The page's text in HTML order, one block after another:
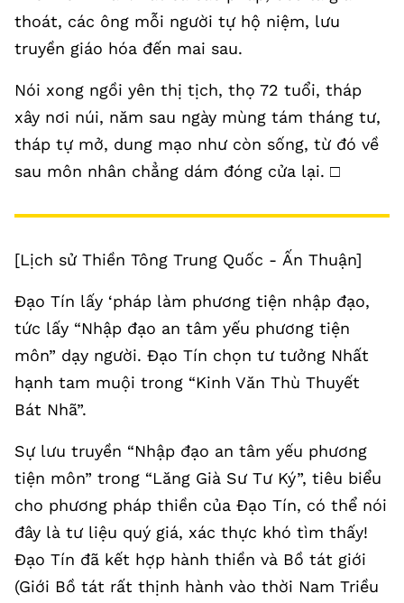
thoát, các ông mỗi người tự hộ niệm, lưu
truyền giáo hóa đến mai sau.
Nói xong ngồi yên thị tịch, thọ 72 tuổi, tháp
xây nơi núi, năm sau ngày mùng tám tháng tư,
tháp tự mở, dung mạo như còn sống, từ đó về
sau môn nhân chẳng dám đóng cửa lại. □
[Lịch sử Thiền Tông Trung Quốc - Ấn Thuận]
Đạo Tín lấy ‘pháp làm phương tiện nhập đạo,
tức lấy “Nhập đạo an tâm yếu phương tiện
môn” dạy người. Đạo Tín chọn tư tưởng Nhất
hạnh tam muội trong “Kinh Văn Thù Thuyết
Bát Nhã”.
Sự lưu truyền “Nhập đạo an tâm yếu phương
tiện môn” trong “Lăng Già Sư Tư Ký”, tiêu biểu
cho phương pháp thiền của Đạo Tín, có thể nói
đây là tư liệu quý giá, xác thực khó tìm thấy!
Đạo Tín đã kết hợp hành thiền và Bồ tát giới
(Giới Bồ tát rất thịnh hành vào thời Nam Triều